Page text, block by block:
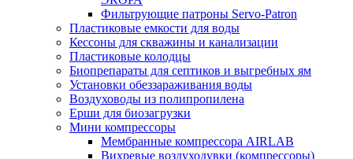
Фильтрующие патроны Servo-Patron
Пластиковые емкости для воды
Кессоны для скважины и канализации
Пластиковые колодцы
Биопрепараты для септиков и выгребных ям
Установки обеззараживания воды
Воздуховоды из полипропилена
Ерши для биозагрузки
Мини компрессоры
Мембранные компрессора AIRLAB
Вихревые воздуходувки (компрессоры)